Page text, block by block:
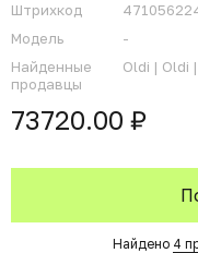
Штрихкод
Модель
-
Найденные
продавцы
Oldi | Oldi |
73720.00 ₽
Найдено 4